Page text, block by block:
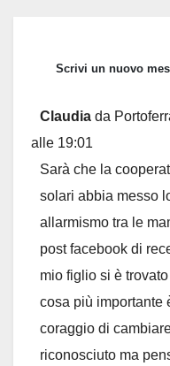
Claudia da
alle 19:01
Sarà che la
solari abbia messo
allarmismo tra le
post facebook di
mio figlio si è
cosa più importante
coraggio di
riconosciuto ma